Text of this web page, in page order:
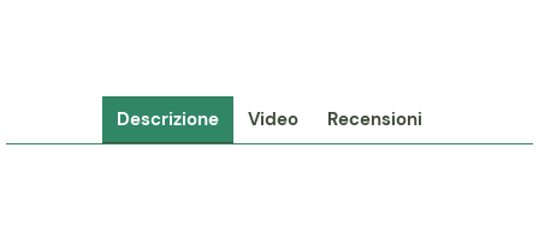
Descrizione Video Recensioni